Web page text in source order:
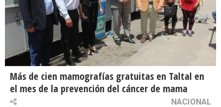
Más de cien mamografías gratuitas en Taltal en
el mes de la prevención del cáncer de mama
NACIONAL